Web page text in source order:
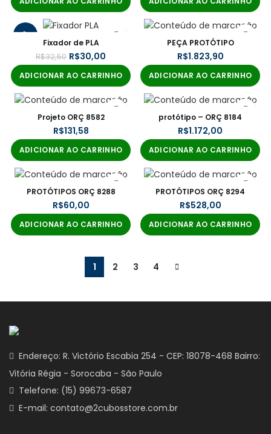
-8%
Fixador de PLA
R$32,50 R$30,00
ADICIONAR AO CARRINHO
PEÇA PROTÓTIPO
R$
ADICIONAR AO CARRINHO
Projeto ORÇ 8582
R$
ADICIONAR AO CARRINHO
protótipo – ORÇ 8184
R$
ADICIONAR AO CARRINHO
PROTÓTIPOS ORÇ 8288
R$
ADICIONAR AO CARRINHO
PROTÓTIPOS ORÇ 8294
R$
ADICIONAR AO CARRINHO
1 2 3 4
Endereço: R. Victório Escabia 254 - CEP: 18078-468 Bairro:
Vitória Régia - Sorocaba - São Paulo
Telefone: (15) 99673-6587
E-mail: contato@2cubosstore.com.br